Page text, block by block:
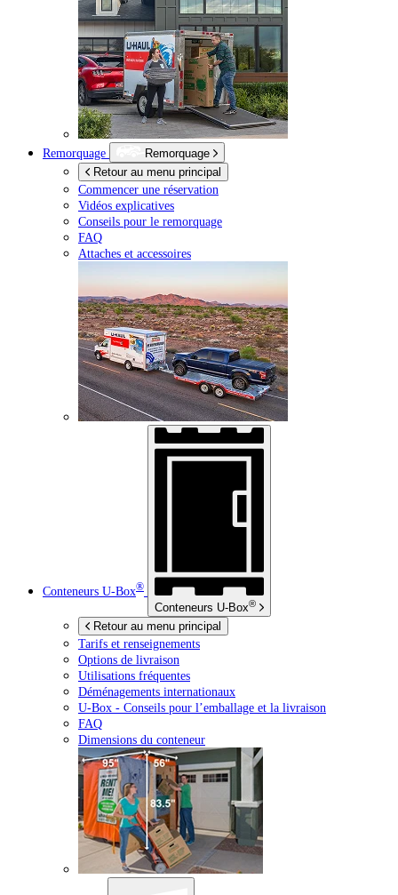
Remorquage
Remorquage
Retour au menu principal
Commencer une réservation
Vidéos explicatives
Conseils pour le remorquage
FAQ
Attaches et accessoires
Conteneurs U-Box®
Conteneurs U-Box®
Retour au menu principal
Tarifs et renseignements
Options de livraison
Utilisations fréquentes
Déménagements internationaux
U-Box - Conseils pour l’emballage et la livraison
FAQ
Dimensions du conteneur